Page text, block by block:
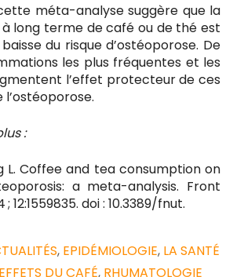
méta-analyse suggère que la
long terme de café ou de thé est
du risque d’ostéoporose. De
les plus fréquentes et les
l’effet protecteur de ces
:
L. Coffee and tea consumption on
a meta-analysis. Front
12:1559835. doi : 10.3389/fnut.
, EPIDÉMIOLOGIE, LA SANTÉ
DU CAFÉ, RHUMATOLOGIE